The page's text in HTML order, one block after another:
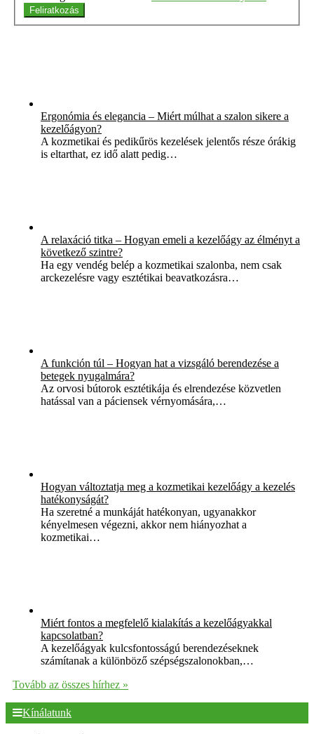
Feliratkozás
Ergonómia és elegancia – Miért múlhat a szalon sikere a
kezelőágyon?
A kozmetikai és pedikűrös kezelések jelentős része órákig
is eltarthat, ez idő alatt pedig…
A relaxáció titka – Hogyan emeli a kezelőágy az élményt a
következő szintre?
Ha egy vendég belép a kozmetikai szalonba, nem csak
arckezelésre vagy esztétikai beavatkozásra…
A funkción túl – Hogyan hat a vizsgáló berendezése a
betegek nyugalmára?
Az orvosi bútorok esztétikája és elrendezése közvetlen
hatással van a páciensek vérnyomására,…
Hogyan változtatja meg a kozmetikai kezelőágy a kezelés
hatékonyságát?
Ha szeretné a munkáját hatékonyan, ugyanakkor
kényelmesen végezni, akkor nem hiányozhat a
kozmetikai…
Miért fontos a megfelelő kialakítás a kezelőágyakkal
kapcsolatban?
A kezelőágyak kulcsfontosságú berendezéseknek
számítanak a különböző szépségszalonokban,…
Tovább az összes hírhez »
Kínálatunk